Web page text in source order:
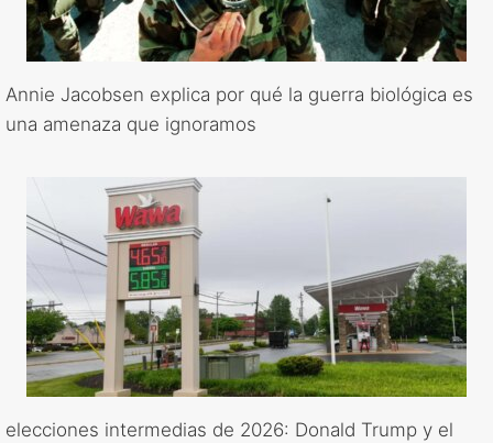
Annie Jacobsen explica por qué la guerra biológica es
una amenaza que ignoramos
elecciones intermedias de 2026: Donald Trump y el